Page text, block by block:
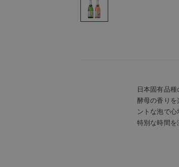
日本固有品
酵母の香り
ントな泡で
特別な時間を